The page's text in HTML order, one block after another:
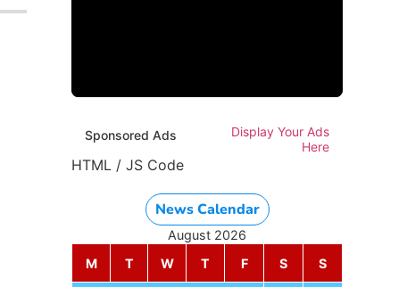
HTML / JS Code
Sponsored Ads
Display Your Ads
Here
HTML / JS Code
News Calendar
August 2026
M
T W T F S S